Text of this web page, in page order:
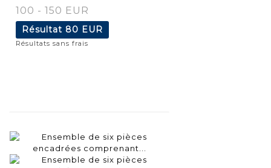
100 - 150 EUR
Résultat 80 EUR
Résultats sans frais